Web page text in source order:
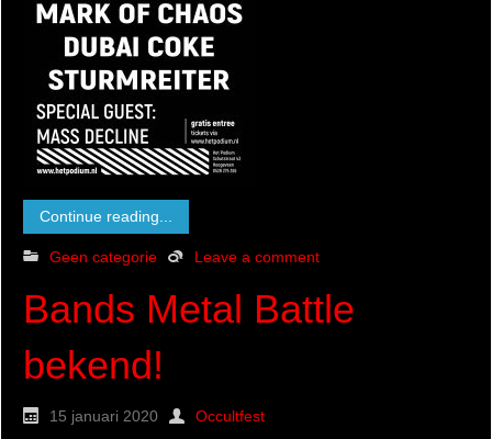
Continue reading...
Geen categorie Leave a comment
Bands Metal Battle
bekend!
15 januari 2020
Occultfest